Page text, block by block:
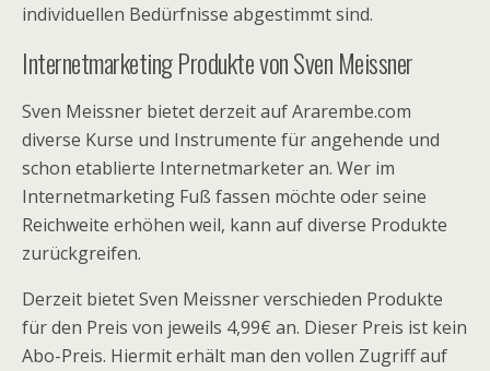
individuellen Bedürfnisse abgestimmt sind.
Internetmarketing Produkte von Sven Meissner
Sven Meissner bietet derzeit auf Ararembe.com
diverse Kurse und Instrumente für angehende und
schon etablierte Internetmarketer an. Wer im
Internetmarketing Fuß fassen möchte oder seine
Reichweite erhöhen weil, kann auf diverse Produkte
zurückgreifen.
Derzeit bietet Sven Meissner verschieden Produkte
für den Preis von jeweils 4,99€ an. Dieser Preis ist kein
Abo-Preis. Hiermit erhält man den vollen Zugriff auf